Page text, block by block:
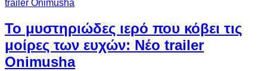
Το μυστηριώδες ιερό που κόβει τις
μοίρες των ευχών: Νέο trailer
Onimusha